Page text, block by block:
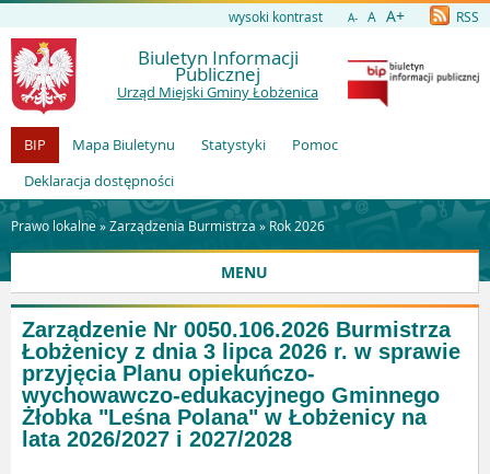
wysoki kontrast A- A A+ RSS
Biuletyn Informacji
Publicznej
Urząd Miejski Gminy Łobżenica
BIP Mapa Biuletynu Statystyki
Pomoc
Deklaracja dostępności
Prawo lokalne »Zarządzenia Burmistrza»Rok 2026
MENU
Zarządzenie Nr 0050.106.2026 Burmistrza
Łobżenicy z dnia 3 lipca 2026 r. w sprawie
przyjęcia Planu opiekuńczo-
wychowawczo-edukacyjnego Gminnego
Żłobka "Leśna Polana" w Łobżenicy na
lata 2026/2027 i 2027/2028